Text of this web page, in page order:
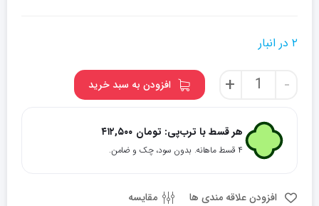
۲ در انبار
-
شارژر
گوشی
مدل
33W
عدد
+ افزودن به سبد خرید
هر قسط با ترب‌پی: ۴۱۲,۵۰۰ تومان
۴ قسط ماهانه. بدون سود، چک و ضامن.
افزودن علاقه مندی ها مقایسه